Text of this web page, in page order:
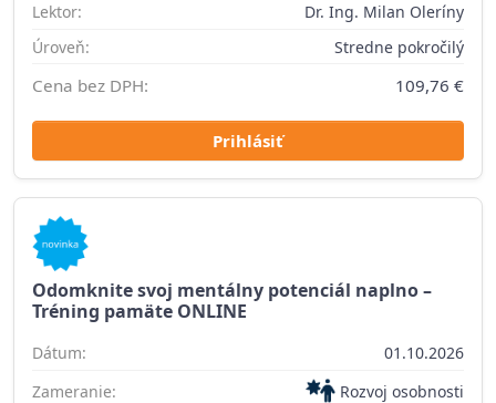
Lektor:
Dr. Ing. Milan Oleríny
Úroveň:
Stredne pokročilý
Cena bez DPH: 109,76 €
Prihlásiť
Odomknite svoj mentálny potenciál naplno –
Tréning pamäte ONLINE
Dátum:
01.10.2026
Zameranie:
Rozvoj osobnosti